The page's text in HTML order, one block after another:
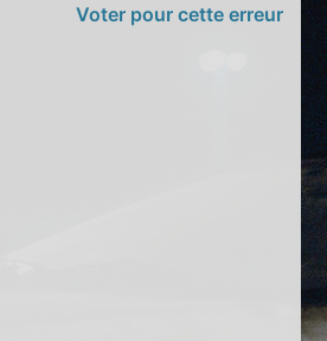
Voter pour cette erreur